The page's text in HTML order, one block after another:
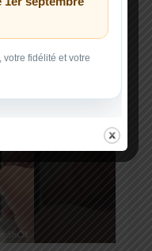
fidélité et votre